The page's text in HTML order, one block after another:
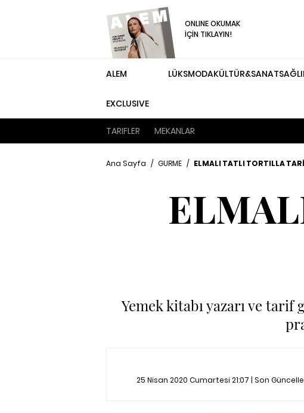
ONLINE OKUMAK
İÇİN TIKLAYIN!
ALEM
EXCLUSIVE
LÜKSMODAKÜLTÜR&SANAT
TARIFLER MEKANLAR
Ana Sayfa / GURME / ELMALI TATLI TORTILLA
Yemek kitabı yazarı ve
25 Nisan 2020 Cumartesi 21:07 | Son